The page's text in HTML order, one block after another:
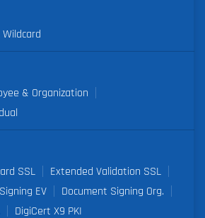
Wildcard
& Organization
SSL
Extended Validation SSL
EV
Document Signing Org.
DigiCert X9 PKI